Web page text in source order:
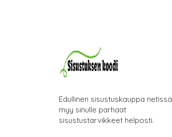
Edullinen sisustuskauppa netissä
myy sinulle parhaat
sisustustarvikkeet helposti.